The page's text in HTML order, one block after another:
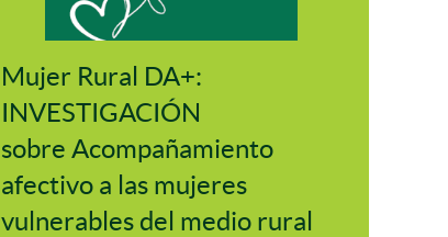
Mujer Rural DA+:
INVESTIGACIÓN
sobre Acompañamiento
afectivo a las mujeres
vulnerables del medio rural